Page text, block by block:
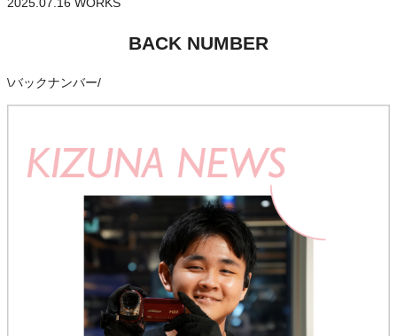
2025.07.16 WORKS
BACK NUMBER
\バックナンバー/